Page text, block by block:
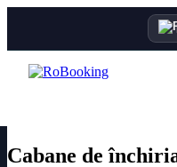
Cabane de